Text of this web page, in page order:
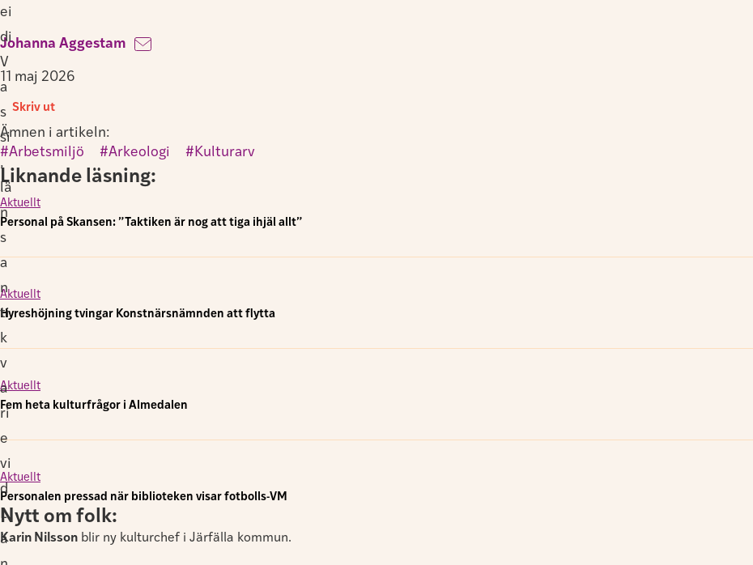
ei
di
V
a
s
si
,
lä
n
s
a
n
ti
k
v
a
ri
e
vi
d
L
ä
Johanna Aggestam
11 maj 2026
Skriv ut
Ämnen i artikeln:
Arbetsmiljö
, Arkeologi , Kulturarv
Liknande läsning:
Aktuellt
Personal på Skansen: ”Taktiken är nog att tiga ihjäl allt”
Aktuellt
Hyreshöjning tvingar Konstnärsnämnden att flytta
Aktuellt
Fem heta kulturfrågor i Almedalen
Aktuellt
Personalen pressad när biblioteken visar fotbolls-VM
Nytt om folk:
Karin Nilsson blir ny kulturchef i Järfälla kommun.